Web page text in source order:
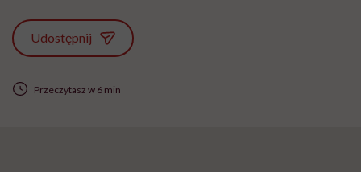
Udostępnij
Przeczytasz w 6 min